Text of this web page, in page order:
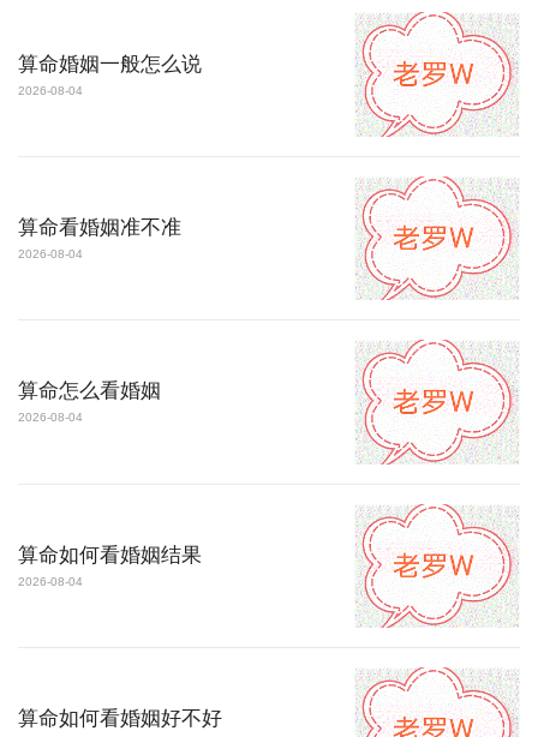
算命婚姻一般怎么说
2026-08-04
算命看婚姻准不准
2026-08-04
算命怎么看婚姻
2026-08-04
算命如何看婚姻结果
2026-08-04
算命如何看婚姻好不好